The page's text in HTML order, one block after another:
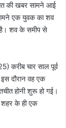
की खबर सामने आई
एक युवक का शव
शव के समीप से
करीब चार साल पूर्व
दौरान वह एक
होनी शुरू हो गई।
शहर के ही एक